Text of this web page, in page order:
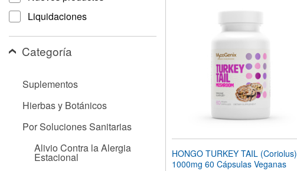
ajustar
visual
Liquidaciones
Categoría
Suplementos
Hierbas y Botánicos
Por Soluciones Sanitarias
Alivio Contra la Alergia
Estacional
HONGO TURKEY TAIL (Coriolus)
1000mg 60 Cápsulas Veganas